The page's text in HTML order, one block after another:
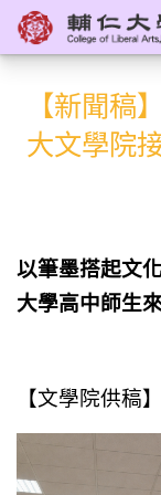
【新聞稿
大文學院
以筆墨搭起文
大學高中師生
【文學院供稿】